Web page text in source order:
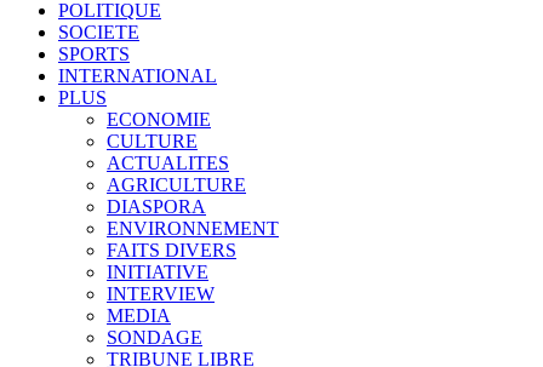
POLITIQUE
SOCIETE
SPORTS
INTERNATIONAL
PLUS
ECONOMIE
CULTURE
ACTUALITES
AGRICULTURE
DIASPORA
ENVIRONNEMENT
FAITS DIVERS
INITIATIVE
INTERVIEW
MEDIA
SONDAGE
TRIBUNE LIBRE